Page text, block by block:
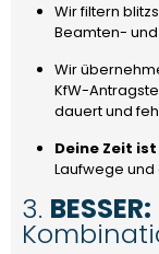
Wir filtern
Beamten-
Wir
KfW-
dauert und
Deine Zeit
Laufwege
3. BESSER: